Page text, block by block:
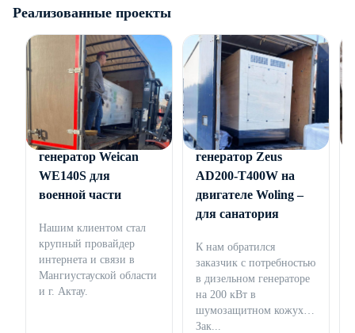
Реализованные проекты
Дизельный
генератор Weican
WE140S для
военной части
Нашим клиентом стал
крупный провайдер
интернета и связи в
Мангиустауской области
и г. Актау.
Дизельный
генератор Zeus
AD200-T400W на
двигателе Woling –
для санатория
К нам обратился
заказчик с потребностью
в дизельном генераторе
на 200 кВт в
шумозащитном кожухе.
Зак...